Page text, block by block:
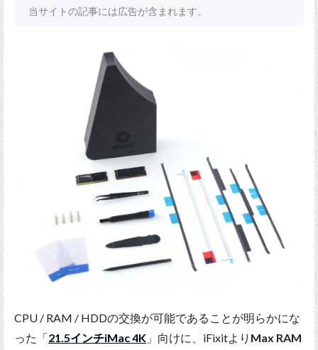
当サイトの記事には広告が含まれます。
CPU / RAM / HDDの交換が可能であることが明らかにな
った「21.5インチiMac 4K 」向けに、iFixitより Max RAM